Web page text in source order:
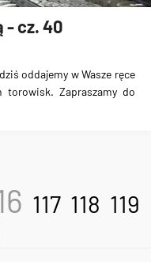
- cz. 40
oddajemy w Wasze ręce
torowisk. Zapraszamy do
117 118 119